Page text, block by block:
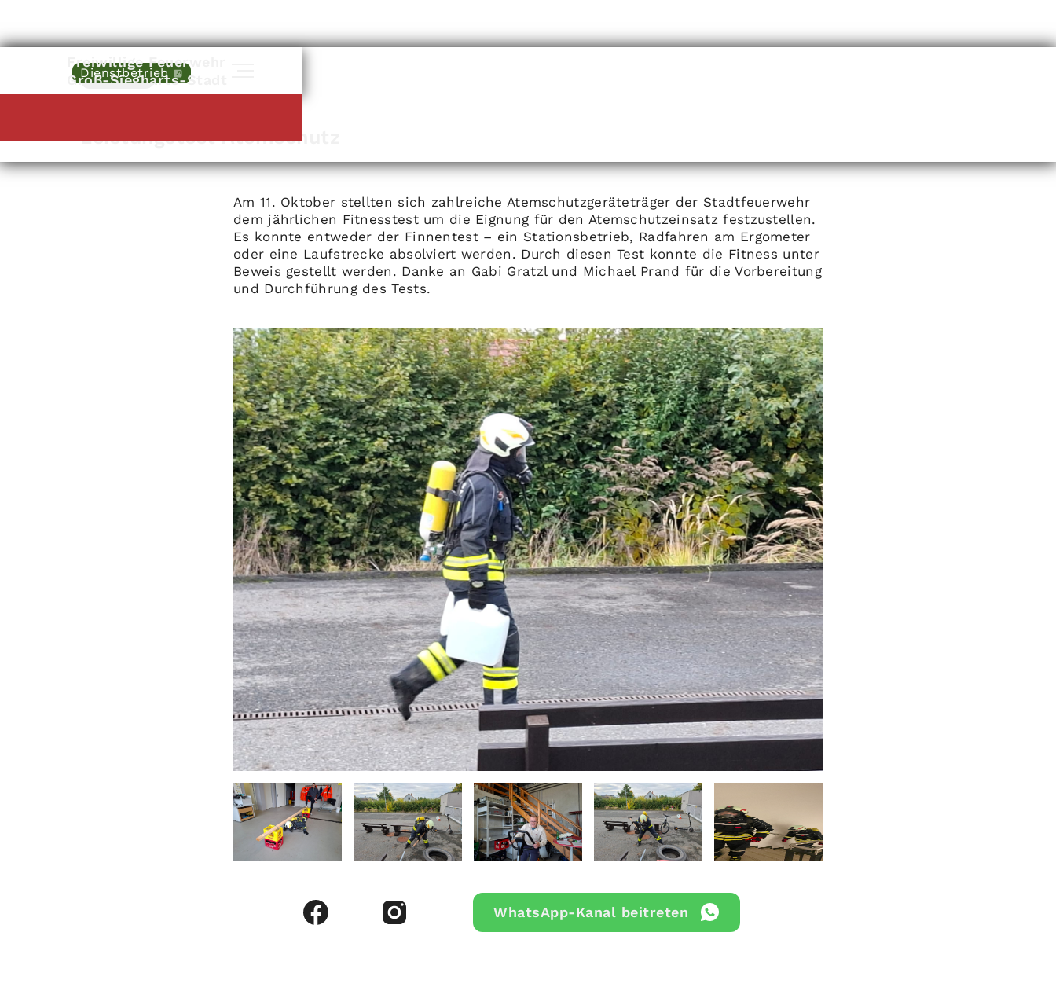
Freiwillige Feuerwehr
Groß-Siegharts-Stadt
Dienstbetrieb
Leistungstest Atemschutz
Zurück
Am 11. Oktober stellten sich zahlreiche Atemschutzgeräteträger der Stadtfeuerwehr
dem jährlichen Fitnesstest um die Eignung für den Atemschutzeinsatz festzustellen.
Es konnte entweder der Finnentest – ein Stationsbetrieb, Radfahren am Ergometer
oder eine Laufstrecke absolviert werden. Durch diesen Test konnte die Fitness unter
Beweis gestellt werden. Danke an Gabi Gratzl und Michael Prand für die Vorbereitung
und Durchführung des Tests.
WhatsApp-Kanal beitreten